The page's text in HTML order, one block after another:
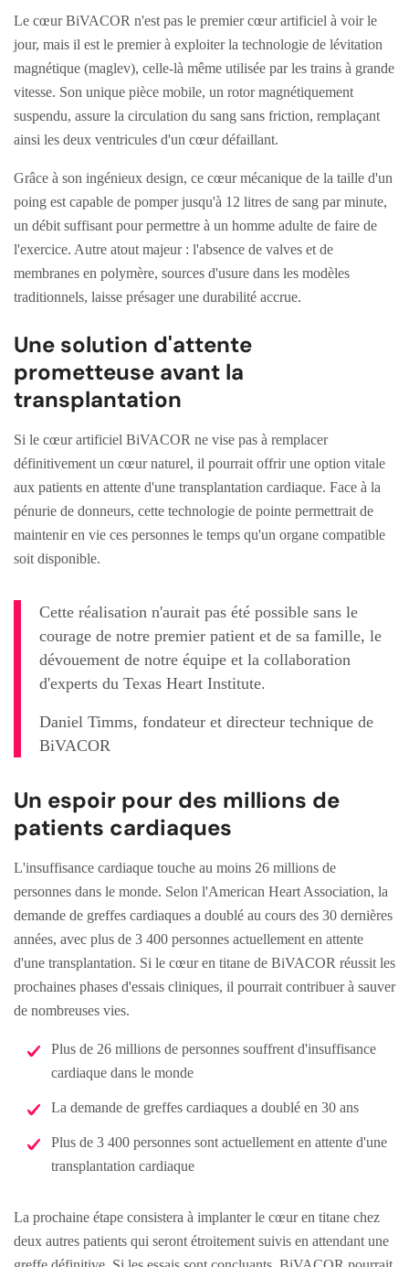
Le cœur BiVACOR n'est pas le premier cœur artificiel à voir le
jour, mais il est le premier à exploiter la technologie de lévitation
magnétique (maglev), celle-là même utilisée par les trains à grande
vitesse. Son unique pièce mobile, un rotor magnétiquement
suspendu, assure la circulation du sang sans friction, remplaçant
ainsi les deux ventricules d'un cœur défaillant.
Grâce à son ingénieux design, ce cœur mécanique de la taille d'un
poing est capable de pomper jusqu'à 12 litres de sang par minute,
un débit suffisant pour permettre à un homme adulte de faire de
l'exercice. Autre atout majeur : l'absence de valves et de
membranes en polymère, sources d'usure dans les modèles
traditionnels, laisse présager une durabilité accrue.
Une solution d'attente
prometteuse avant la
transplantation
Si le cœur artificiel BiVACOR ne vise pas à remplacer
définitivement un cœur naturel, il pourrait offrir une option vitale
aux patients en attente d'une transplantation cardiaque. Face à la
pénurie de donneurs, cette technologie de pointe permettrait de
maintenir en vie ces personnes le temps qu'un organe compatible
soit disponible.
Cette réalisation n'aurait pas été possible sans le
courage de notre premier patient et de sa famille, le
dévouement de notre équipe et la collaboration
d'experts du Texas Heart Institute.
Daniel Timms, fondateur et directeur technique de
BiVACOR
Un espoir pour des millions de
patients cardiaques
L'insuffisance cardiaque touche au moins 26 millions de
personnes dans le monde. Selon l'American Heart Association, la
demande de greffes cardiaques a doublé au cours des 30 dernières
années, avec plus de 3 400 personnes actuellement en attente
d'une transplantation. Si le cœur en titane de BiVACOR réussit les
prochaines phases d'essais cliniques, il pourrait contribuer à sauver
de nombreuses vies.
Plus de 26 millions de personnes souffrent d'insuffisance
cardiaque dans le monde
La demande de greffes cardiaques a doublé en 30 ans
Plus de 3 400 personnes sont actuellement en attente d'une
transplantation cardiaque
La prochaine étape consistera à implanter le cœur en titane chez
deux autres patients qui seront étroitement suivis en attendant une